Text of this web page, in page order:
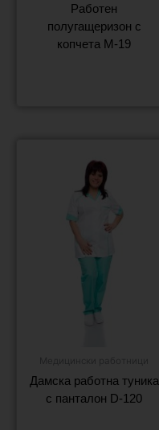
Работен
полугащеризон с
копчета M-19
Дамска работна туника
с панталон D-120